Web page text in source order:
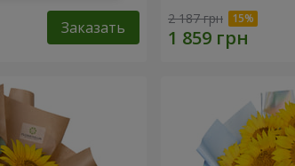
Заказать 2 187 грн